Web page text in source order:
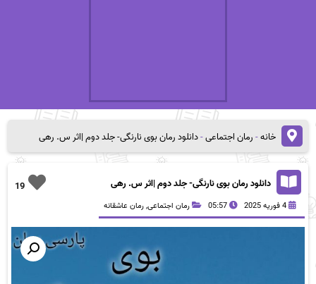
خانه-رمان اجتماعی-دانلود رمان بوی نارنگی- جلد دوم |اثر س. رهی
19 دانلود رمان بوی نارنگی- جلد دوم |اثر س. رهی
4 فوریه 2025 05:57 رمان اجتماعی,رمان عاشقانه